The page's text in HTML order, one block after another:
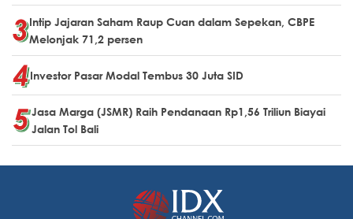
Intip Jajaran Saham Raup Cuan dalam Sepekan, CBPE
Melonjak 71,2 persen
Investor Pasar Modal Tembus 30 Juta SID
Jasa Marga (JSMR) Raih Pendanaan Rp1,56 Triliun Biayai
Jalan Tol Bali